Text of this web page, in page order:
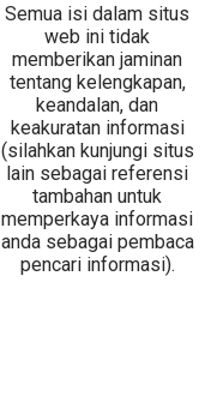
Semua isi dalam situs
web ini tidak
memberikan jaminan
tentang kelengkapan,
keandalan, dan
keakuratan informasi
(silahkan kunjungi situs
lain sebagai referensi
tambahan untuk
memperkaya informasi
anda sebagai pembaca
pencari informasi).